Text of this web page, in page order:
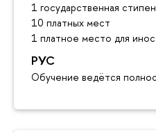
1 государственная
10 платных мест
1 платное место для
РУС
Обучение ведётся